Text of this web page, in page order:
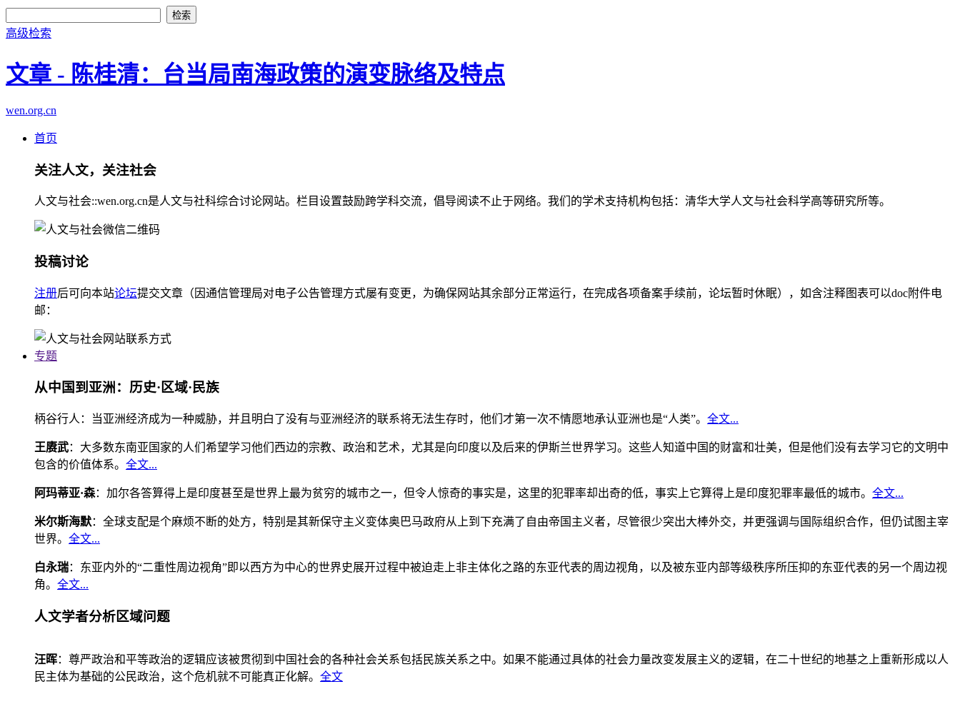
高级检索
文章 - 陈桂清：台当局南海政策的演变脉络及特点
wen.org.cn
首页
关注人文，关注社会
人文与社会::wen.org.cn是人文与社科综合讨论网站。栏目设置鼓励跨学科交流，倡导阅读不止于网络。我们的学术支持机构包括：清华大学人文与社会科学高等研究所等。
投稿讨论
注册后可向本站论坛提交文章（因通信管理局对电子公告管理方式屡有变更，为确保网站其余部分正常运行，在完成各项备案手续前，论坛暂时休眠），如含注释图表可以doc附件电
邮：
专题
从中国到亚洲：历史·区域·民族
柄谷行人：当亚洲经济成为一种威胁，并且明白了没有与亚洲经济的联系将无法生存时，他们才第一次不情愿地承认亚洲也是“人类”。 全文...
王赓武：大多数东南亚国家的人们希望学习他们西边的宗教、政治和艺术，尤其是向印度以及后来的伊斯兰世界学习。这些人知道中国的财富和壮美，但是他们没有去学习它的文明中
包含的价值体系。 全文...
阿玛蒂亚·森：加尔各答算得上是印度甚至是世界上最为贫穷的城市之一，但令人惊奇的事实是，这里的犯罪率却出奇的低，事实上它算得上是印度犯罪率最低的城市。 全文...
米尔斯海默：全球支配是个麻烦不断的处方，特别是其新保守主义变体奥巴马政府从上到下充满了自由帝国主义者，尽管很少突出大棒外交，并更强调与国际组织合作，但仍试图主宰
世界。 全文...
白永瑞：东亚内外的“二重性周边视角”即以西方为中心的世界史展开过程中被迫走上非主体化之路的东亚代表的周边视角，以及被东亚内部等级秩序所压抑的东亚代表的另一个周边视
角。 全文...
人文学者分析区域问题
汪晖：尊严政治和平等政治的逻辑应该被贯彻到中国社会的各种社会关系包括民族关系之中。如果不能通过具体的社会力量改变发展主义的逻辑，在二十世纪的地基之上重新形成以人
民主体为基础的公民政治，这个危机就不可能真正化解。 全文